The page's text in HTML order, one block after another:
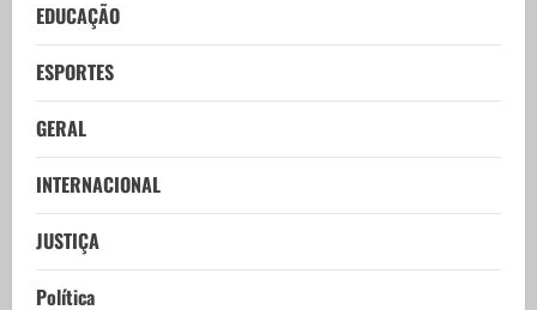
EDUCAÇÃO
ESPORTES
GERAL
INTERNACIONAL
JUSTIÇA
Política